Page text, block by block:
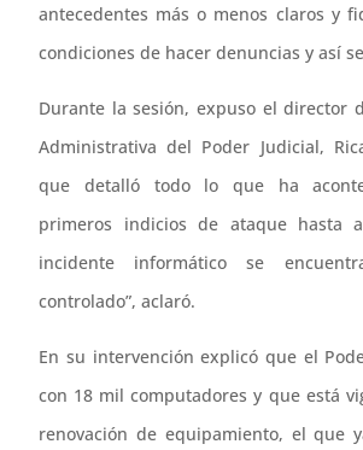
antecedentes más o menos claros y
condiciones de hacer denuncias y así
Durante la sesión, expuso el director
Administrativa del Poder Judicial,
que detalló todo lo que ha
primeros indicios de ataque hasta
incidente informático se
controlado”, aclaró.
En su intervención explicó que el
con 18 mil computadores y que está
renovación de equipamiento, el que